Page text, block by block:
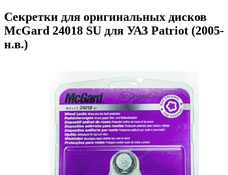
Секретки для оригинальных дисков
McGard 24018 SU для УАЗ Patriot (2005-
н.в.)